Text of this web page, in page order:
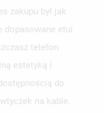
zakupu był jak
dopasowane etui
telefon
estetyką i
do
na kable.
LISTĘ ŻYCZEŃ
ZALOGUJ SIĘ